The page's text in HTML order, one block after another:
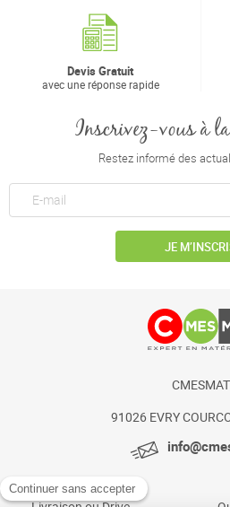
Devis Gratuit
avec une réponse rapide
Inscrivez-vous à
Restez informé des
JE
CMESMAT
91026 EVRY